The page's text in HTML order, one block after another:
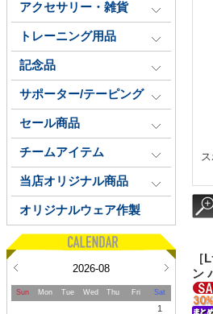
アクセサリー・雑貨
トレーニング用品
記念品
サポーター/テーピング
セール商品
チームアイテム
当店オリジナル商品
オリジナルウェア作製
2026-08
Sun Mon Tue Wed Thu Fri Sat
1
［
ン